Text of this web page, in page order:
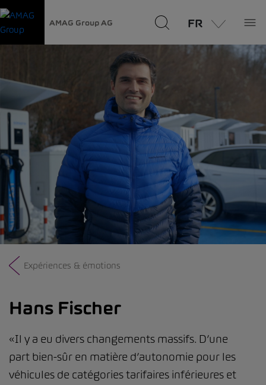
AMAG Group AG FR
Expériences & émotions
Hans Fischer
«Il y a eu divers changements massifs. D’une
part bien-sûr en matière d’autonomie pour les
véhicules de catégories tarifaires inférieures et